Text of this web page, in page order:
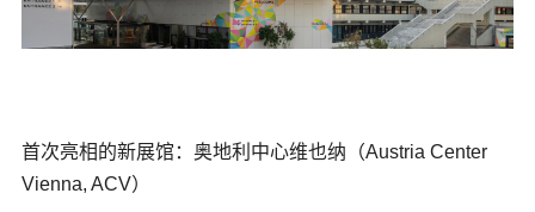
首次亮相的新展馆：奥地利中心维也纳（Austria Center
Vienna, ACV）